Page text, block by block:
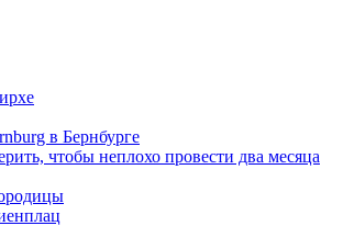
в Бернбурге
чтобы неплохо провести два месяца